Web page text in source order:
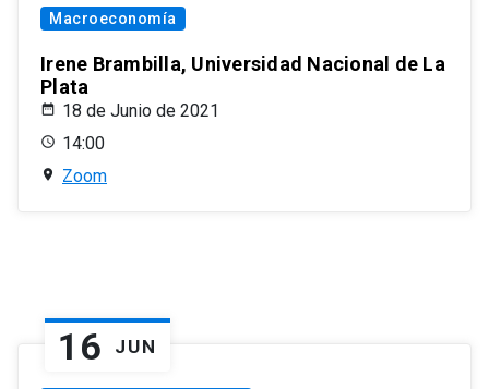
Macroeconomía
Irene Brambilla, Universidad Nacional de La
Plata
18 de Junio de 2021
14:00
Zoom
16 JUN